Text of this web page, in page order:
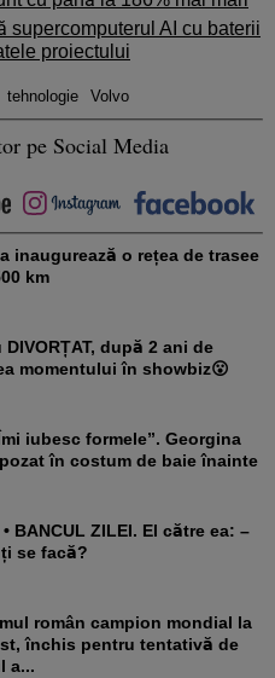
supercomputerul AI cu baterii
proiectului
tehnologie Volvo
pe Social Media
km
momentului în showbiz😮
în costum de baie înainte
• BANCUL ZILEI. El către ea: –
se facă?
închis pentru tentativă de
a...